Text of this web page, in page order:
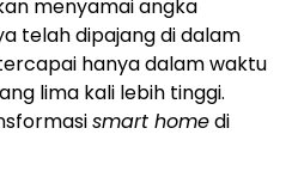
menyamai angka
telah dipajang di dalam
hanya dalam waktu
lima kali lebih tinggi.
smart homedi